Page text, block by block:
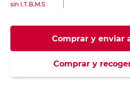
sin I.T.B.M.S
Comprar y enviar
Comprar y